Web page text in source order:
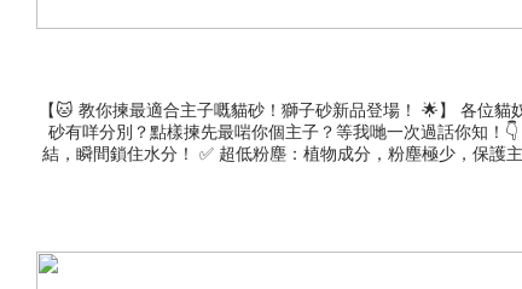
【🐱 教你揀最適合主子嘅貓砂！獅子砂新品登場！ 🌟】 各位
砂有咩分別？點樣揀先最啱你個主子？等我哋一次過話你知！
結，瞬間鎖住水分！ ✅ 超低粉塵：植物成分，粉塵極少，保護
沖廁 一圖睇曬獅子砂貓砂，請看下圖 🐾 如果你同主子... 超愛
方便沖廁、懶人必備 👉 揀 豆腐砂 或 混合砂（記得先試試少